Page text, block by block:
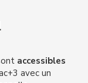
accessibles
avec un